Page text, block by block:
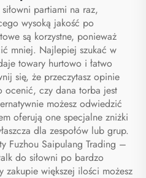
partiami na raz,
wysoką jakość po
są korzystne, ponieważ
mniej. Najlepiej szukać w
towary hurtowo i łatwo
się, że przeczytasz opinie
czy dana torba jest
możesz odwiedzić
oferują one specjalne zniżki
dla zespołów lub grup.
Fuzhou Saipulang Trading –
do siłowni po bardzo
zakupie większej ilości możesz